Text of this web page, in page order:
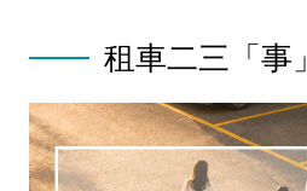
租車二三「事」